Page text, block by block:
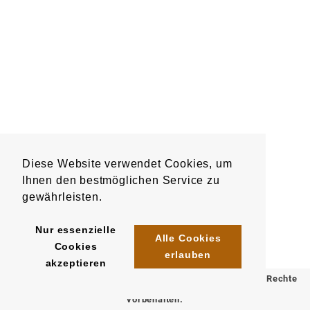
Diese Website verwendet Cookies, um
Ihnen den bestmöglichen Service zu
gewährleisten.
Nur essenzielle
Cookies
akzeptieren
Alle Cookies
erlauben
© 2025 Klömpkes Heinrich Inh. Marion Winkels e.K. Alle Rechte
vorbehalten.